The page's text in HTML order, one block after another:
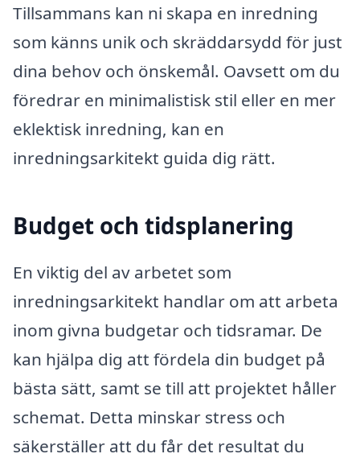
Tillsammans kan ni skapa en inredning
som känns unik och skräddarsydd för just
dina behov och önskemål. Oavsett om du
föredrar en minimalistisk stil eller en mer
eklektisk inredning, kan en
inredningsarkitekt guida dig rätt.
Budget och tidsplanering
En viktig del av arbetet som
inredningsarkitekt handlar om att arbeta
inom givna budgetar och tidsramar. De
kan hjälpa dig att fördela din budget på
bästa sätt, samt se till att projektet håller
schemat. Detta minskar stress och
säkerställer att du får det resultat du